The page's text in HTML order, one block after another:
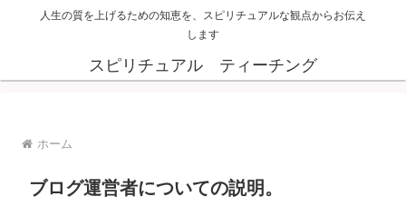
人生の質を上げるための知恵を、スピリチュアルな観点からお伝え
します
スピリチュアル ティーチング
ホーム
ブログ運営者についての説明。